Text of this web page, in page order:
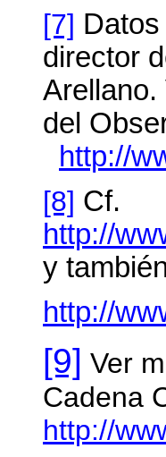
[7]
director
Arellano.
del
http://
[8] Cf.
http://
y
http://
[9] Ver
Cadena
http://